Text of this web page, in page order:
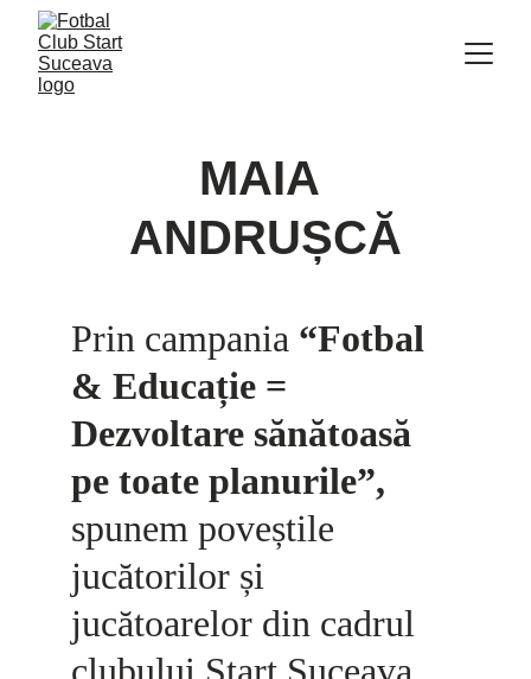
MAIA
ANDRUȘCĂ
Prin campania “Fotbal
& Educație =
Dezvoltare sănătoasă
pe toate planurile”,
spunem poveștile
jucătorilor și
jucătoarelor din cadrul